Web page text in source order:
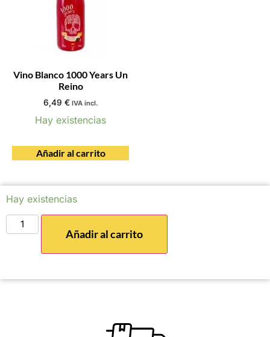
Vino Blanco 1000 Years Un
Reino
6,49 € IVA incl.
Hay existencias
Añadir al carrito
Hay existencias
Añadir al carrito